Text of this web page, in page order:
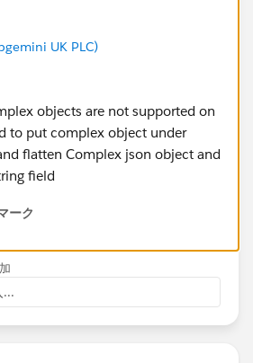
UK PLC)
objects are not supported on
to put complex object under
flatten Complex json object and
field
ーク
...